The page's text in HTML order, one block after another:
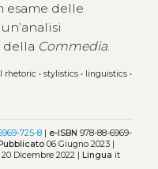
delle
Commedia.
rhetoric • stylistics• linguistics•
725-8| e-ISBN 978-88-6969-
Pubblicato06 Giugno 2023 |
Dicembre 2022 | Lingua it